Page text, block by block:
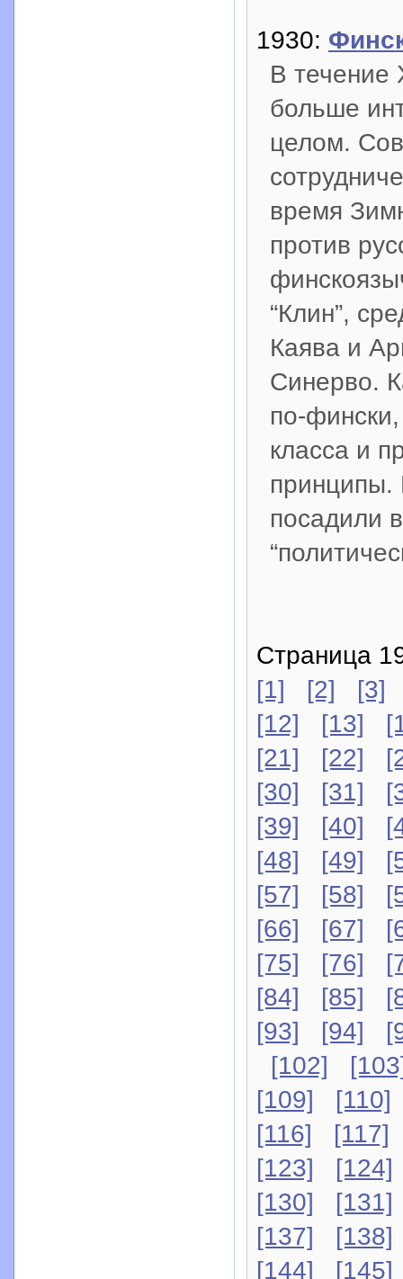
1930:
В течение
больше
целом.
время
против
“Клин”,
Каява и
Синерво.
по-
класса и
принципы.
посадили
Страница
[1]
[2]
[3]
[12]
[13]
[21]
[22]
[30]
[31]
[39]
[40]
[48]
[49]
[57]
[58]
[66]
[67]
[75]
[76]
[84]
[85]
[93]
[94]
[102]
[109]
[110]
[116]
[117]
[123]
[124]
[130]
[131]
[137]
[138]
[144]
[145]